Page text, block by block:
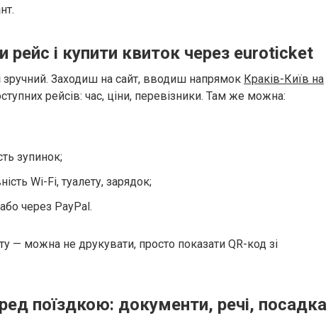
рейс і купити квиток через euroticket
зручний. Заходиш на сайт, вводиш напрямок Краків-Київ на
рейсів: час, ціни, перевізники. Там же можна:
зупинок;
Wi-Fi, туалету, зарядок;
через PayPal.
— можна не друкувати, просто показати QR-код зі
поїздкою: документи, речі, посадка